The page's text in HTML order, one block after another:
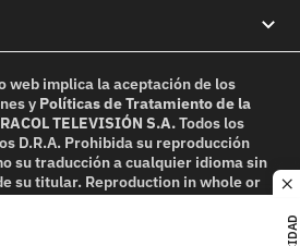
web implica la aceptación de los
y Políticas de Tratamiento de la
TELEVISIÓN S.A.Todos los
D.R.A. Prohibida su reproducción
su traducción a cualquier idioma sin
su titular. Reproduction in whole or